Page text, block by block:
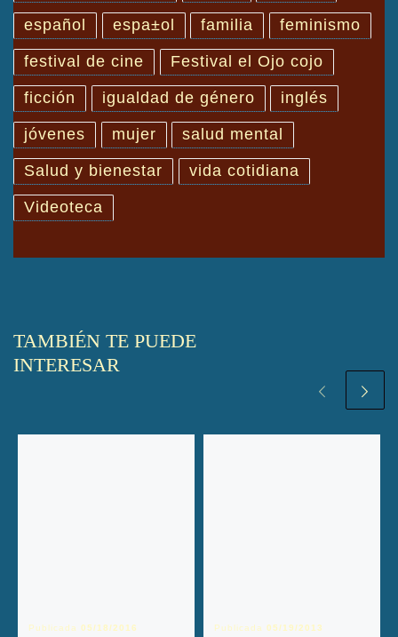
español espa±ol familia feminismo
festival de cine Festival el Ojo cojo
ficción igualdad de género inglés
jóvenes mujer salud mental
Salud y bienestar vida cotidiana
Videoteca
TAMBIÉN TE PUEDE
INTERESAR
Publicada 05/18/2016 Publicada 05/19/2013